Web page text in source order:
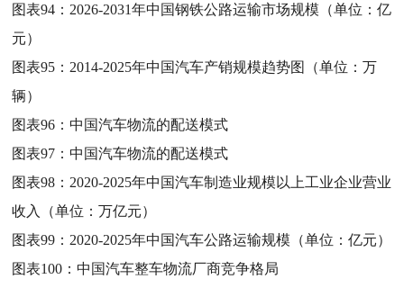
图表94： 2026-2031年中国钢铁公路运输市场规模（单位：亿
元）
图表95： 2014-2025年中国汽车产销规模趋势图（单位：万
辆）
图表96：中国汽车物流的配送模式
图表97：中国汽车物流的配送模式
图表98： 2020-2025年中国汽车制造业规模以上工业企业营业
收入（单位：万亿元）
图表99： 2020-2025年中国汽车公路运输规模（单位：亿元）
图表100：中国汽车整车物流厂商竞争格局